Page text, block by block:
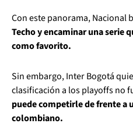
Con este panorama, Nacional
Techo y encaminar una serie
como favorito.
Sin embargo, Inter Bogotá
clasificación a los playoffs no
puede competirle de frente a
colombiano.